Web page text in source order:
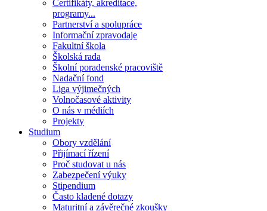
Certifikáty, akreditace,
programy...
Partnerství a spolupráce
Informační zpravodaje
Fakultní škola
Školská rada
Školní poradenské pracoviště
Nadační fond
Liga výjimečných
Volnočasové aktivity
O nás v médiích
Projekty
Studium
Obory vzdělání
Přijímací řízení
Proč studovat u nás
Zabezpečení výuky
Stipendium
Často kladené dotazy
Maturitní a závěrečné zkoušky